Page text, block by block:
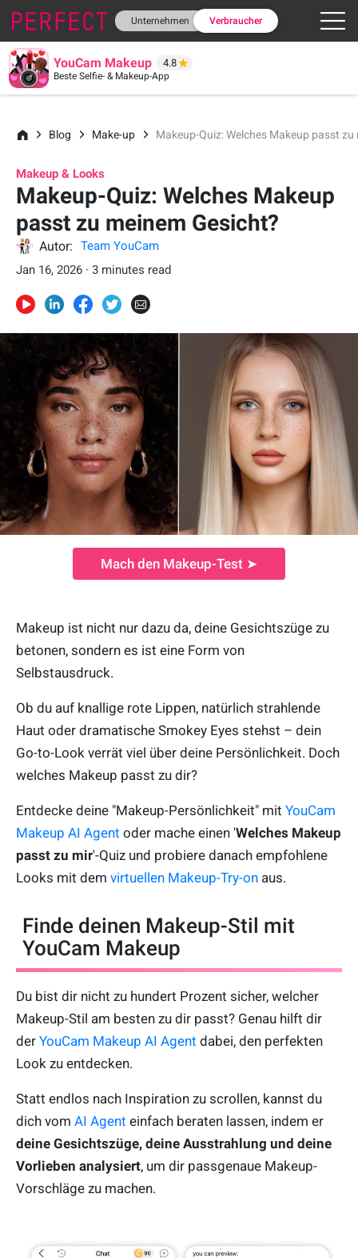
Unternehmen Verbraucher
YouCam Makeup 4.8
Beste Selfie- & Makeup-App
Blog Make-up Makeup-Quiz: Welches Makeup passt zu
Makeup & Looks
Makeup-Quiz: Welches Makeup
passt zu meinem Gesicht?
Autor:
Team YouCam
Jan 16, 2026 · 3 minutes read
Mach den Makeup-Test ➤
Makeup ist nicht nur dazu da, deine Gesichtszüge zu
betonen, sondern es ist eine Form von
Selbstausdruck.
Ob du auf knallige rote Lippen, natürlich strahlende
Haut oder dramatische Smokey Eyes stehst – dein
Go-to-Look verrät viel über deine Persönlichkeit. Doch
welches Makeup passt zu dir?
Entdecke deine "Makeup-Persönlichkeit" mit YouCam
Makeup AI Agent oder mache einen 'Welches Makeup
passt zu mir'-Quiz und probiere danach empfohlene
Looks mit dem virtuellen Makeup-Try-on aus.
Finde deinen Makeup-Stil mit
YouCam Makeup
Du bist dir nicht zu hundert Prozent sicher, welcher
Makeup-Stil am besten zu dir passt? Genau hilft dir
der YouCam Makeup AI Agent dabei, den perfekten
Look zu entdecken.
Statt endlos nach Inspiration zu scrollen, kannst du
dich vom AI Agent einfach beraten lassen, indem er
deine Gesichtszüge, deine Ausstrahlung und deine
Vorlieben analysiert, um dir passgenaue Makeup-
Vorschläge zu machen.